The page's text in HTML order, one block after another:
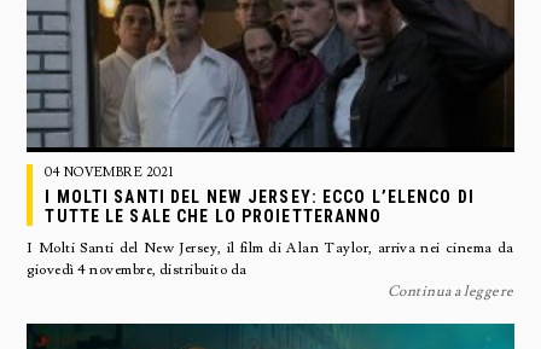
04 NOVEMBRE 2021
I MOLTI SANTI DEL NEW JERSEY: ECCO L’ELENCO DI
TUTTE LE SALE CHE LO PROIETTERANNO
I Molti Santi del New Jersey, il film di Alan Taylor, arriva nei cinema da
giovedì 4 novembre, distribuito da
Continua a leggere